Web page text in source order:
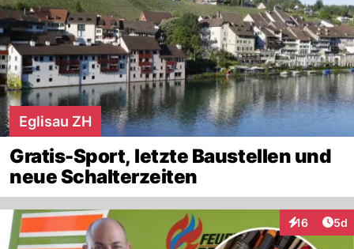
Eglisau ZH
Gratis-Sport, letzte Baustellen und
neue Schalterzeiten
16
Interaktionen
5d